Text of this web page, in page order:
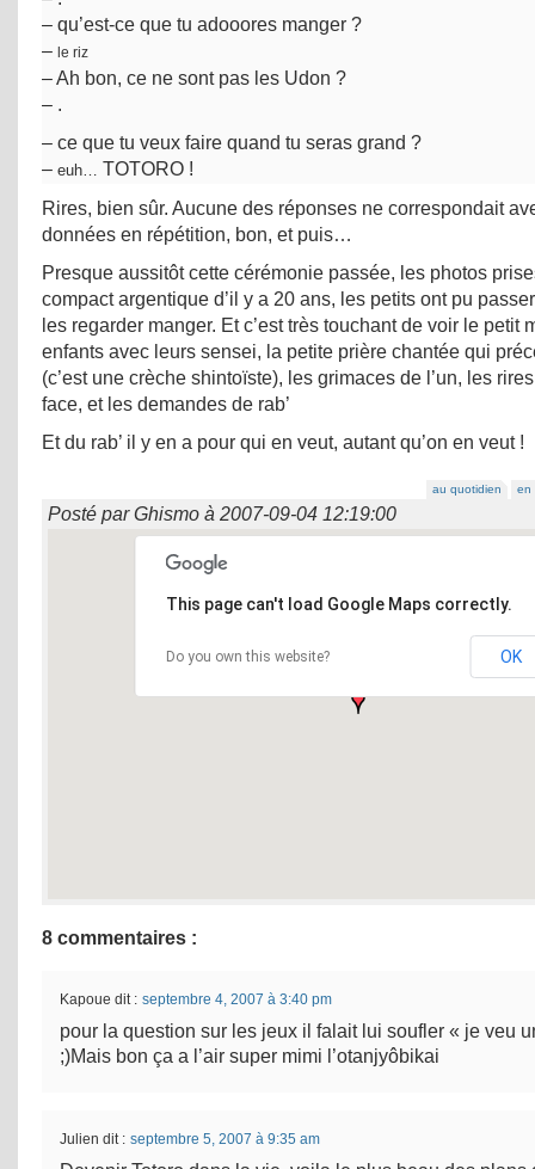
– qu’est-ce que tu adooores manger ?
– le riz
– Ah bon, ce ne sont pas les Udon ?
– .
– ce que tu veux faire quand tu seras grand ?
– euh… TOTORO !
Rires, bien sûr. Aucune des réponses ne correspondait
données en répétition, bon, et puis…
Presque aussitôt cette cérémonie passée, les photos
compact argentique d’il y a 20 ans, les petits ont pu
les regarder manger. Et c’est très touchant de voir le petit
enfants avec leurs sensei, la petite prière chantée qui
(c’est une crèche shintoïste), les grimaces de l’un, les
face, et les demandes de rab’
Et du rab’ il y en a pour qui en veut, autant qu’on en veut !
au quotidien en
Posté parGhismo à 2007-09-04 12:19:00
This page can't load Google Maps correctly.
Do you own this website? OK
8 commentaires :
Kapoue dit : septembre 4, 2007 à 3:40 pm
pour la question sur les jeux il falait lui soufler « je veu
;)Mais bon ça a l’air super mimi l’otanjyôbikai
Julien dit : septembre 5, 2007 à 9:35 am